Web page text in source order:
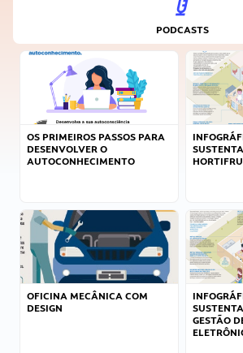
PODCASTS
OS PRIMEIROS PASSOS PARA
DESENVOLVER O
AUTOCONHECIMENTO
OFICINA MECÂNICA COM
DESIGN
GESTÃO